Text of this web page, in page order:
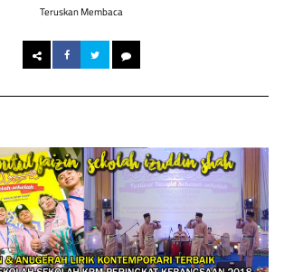
Teruskan Membaca